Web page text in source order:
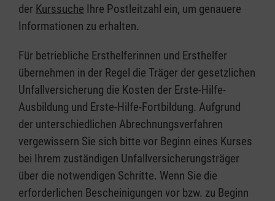
der Kurssuche Ihre Postleitzahl ein, um genauere
Informationen zu erhalten.
Für betriebliche Ersthelferinnen und Ersthelfer
übernehmen in der Regel die Träger der gesetzlichen
Unfallversicherung die Kosten der Erste-Hilfe-
Ausbildung und Erste-Hilfe-Fortbildung. Aufgrund
der unterschiedlichen Abrechnungsverfahren
vergewissern Sie sich bitte vor Beginn eines Kurses
bei Ihrem zuständigen Unfallversicherungsträger
über die notwendigen Schritte. Wenn Sie die
erforderlichen Bescheinigungen vor bzw. zu Beginn